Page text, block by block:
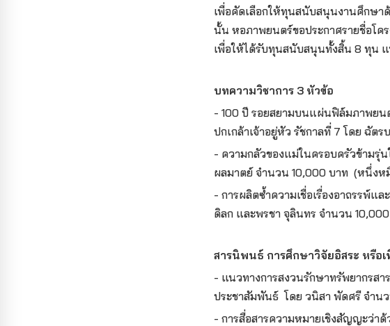
เพื่อคัดเลือกให้ทุนสนับสนุนงานศึกษ
นั้น หอภาพยนตร์ขอประกาศรายชื่อโ
เพื่อให้ได้รับทุนสนับสนุนทั้งสิ้น 8 ทุน
บทความวิชาการ 3 หัวข้อ
- 100 ปี รอยสยามบนแผ่นฟิล์มภาพย
ปกเกล้าเจ้าอยู่หัว รัชกาลที่ 7 โดย ฉั
- ความกลัวของแม่ในครอบครัวข้ามรุ่
ผลมาตย์ จำนวน 10,000 บาท (หนึ่ง
- การผลิตซ้ำความเชื่อเรื่องอาถรรพ์แ
ดิลก และพรชา จุลินทร จำนวน
สารนิพนธ์ การศึกษาวิจัยอิสระ หรือเ
- แนวทางการสงวนรักษาทรัพยากรส
ประชาสัมพันธ์ โดย วนิสา พัดศรี จำ
- การสื่อสารความหมายเชิงสัญญะว่า